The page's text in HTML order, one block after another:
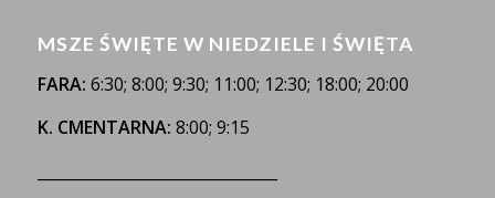
MSZE ŚWIĘTE W NIEDZIELE I ŚWIĘTA
FARA: 6:30; 8:00; 9:30; 11:00; 12:30; 18:00; 20:00
K. CMENTARNA: 8:00; 9:15